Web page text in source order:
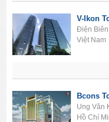
V-Ikon
Điện Biên
Việt Nam
Bcons
Ung Văn
Hồ Chí